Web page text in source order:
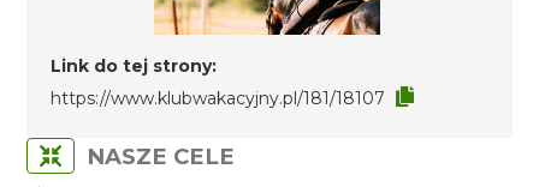
Link do tej strony:
https://www.klubwakacyjny.pl/181/18107
NASZE CELE